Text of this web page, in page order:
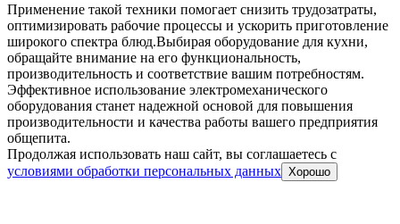
Применение такой техники помогает снизить трудозатраты,
оптимизировать рабочие процессы и ускорить приготовление
широкого спектра блюд.Выбирая оборудование для кухни,
обращайте внимание на его функциональность,
производительность и соответствие вашим потребностям.
Эффективное использование электромеханического
оборудования станет надежной основой для повышения
производительности и качества работы вашего предприятия
общепита.
Продолжая использовать наш сайт, вы соглашаетесь c
условиями обработки персональных данных Хорошо